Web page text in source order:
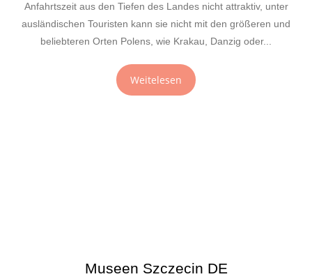
Anfahrtszeit aus den Tiefen des Landes nicht attraktiv, unter
ausländischen Touristen kann sie nicht mit den größeren und
beliebteren Orten Polens, wie Krakau, Danzig oder...
Weitelesen
Museen Szczecin DE